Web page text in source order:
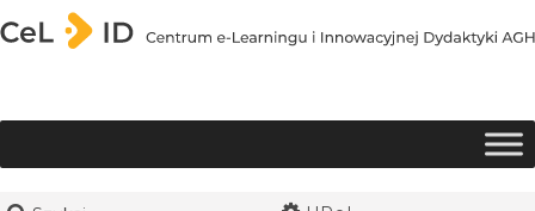
Przejdź do treści